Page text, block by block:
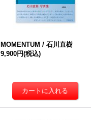
MOMENTUM / 石川直樹
9,900円(税込)